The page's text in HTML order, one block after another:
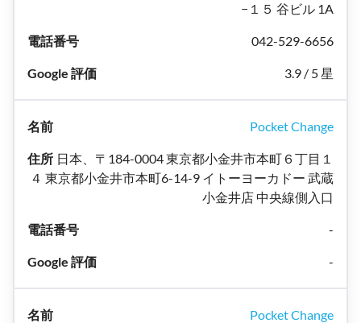
−１５ 谷ビル 1A
042-529-6656
3.9 / 5 星
Pocket Change
日本、〒184-0004 東京都小金井市本町６丁目１
４ 東京都小金井市本町6-14-9 イトーヨーカドー 武蔵
小金井店 中央線側入口
-
-
Pocket Change